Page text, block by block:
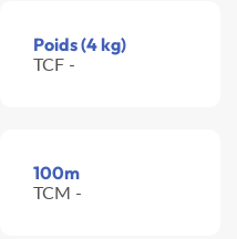
Poids (4 kg)
TCF -
100m
TCM -